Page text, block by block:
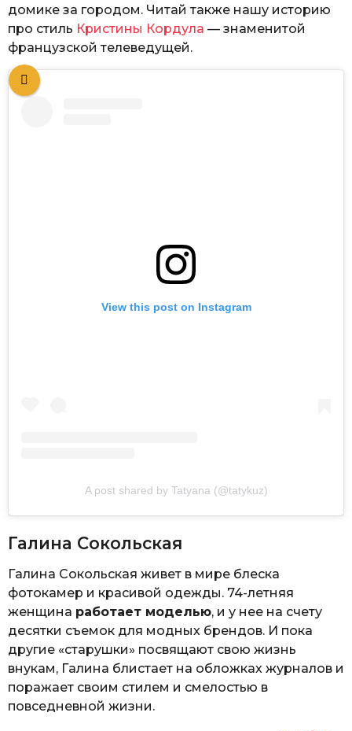
домике за городом. Читай также нашу историю
про стиль Кристины Кордула — знаменитой
французской телеведущей.
View this post on Instagram
A post shared by Tatyana (@tatykuz)
Галина Сокольская
Галина Сокольская живет в мире блеска
фотокамер и красивой одежды. 74-летняя
женщина работает моделью, и у нее на счету
десятки съемок для модных брендов. И пока
другие «старушки» посвящают свою жизнь
внукам, Галина блистает на обложках журналов и
поражает своим стилем и смелостью в
повседневной жизни.